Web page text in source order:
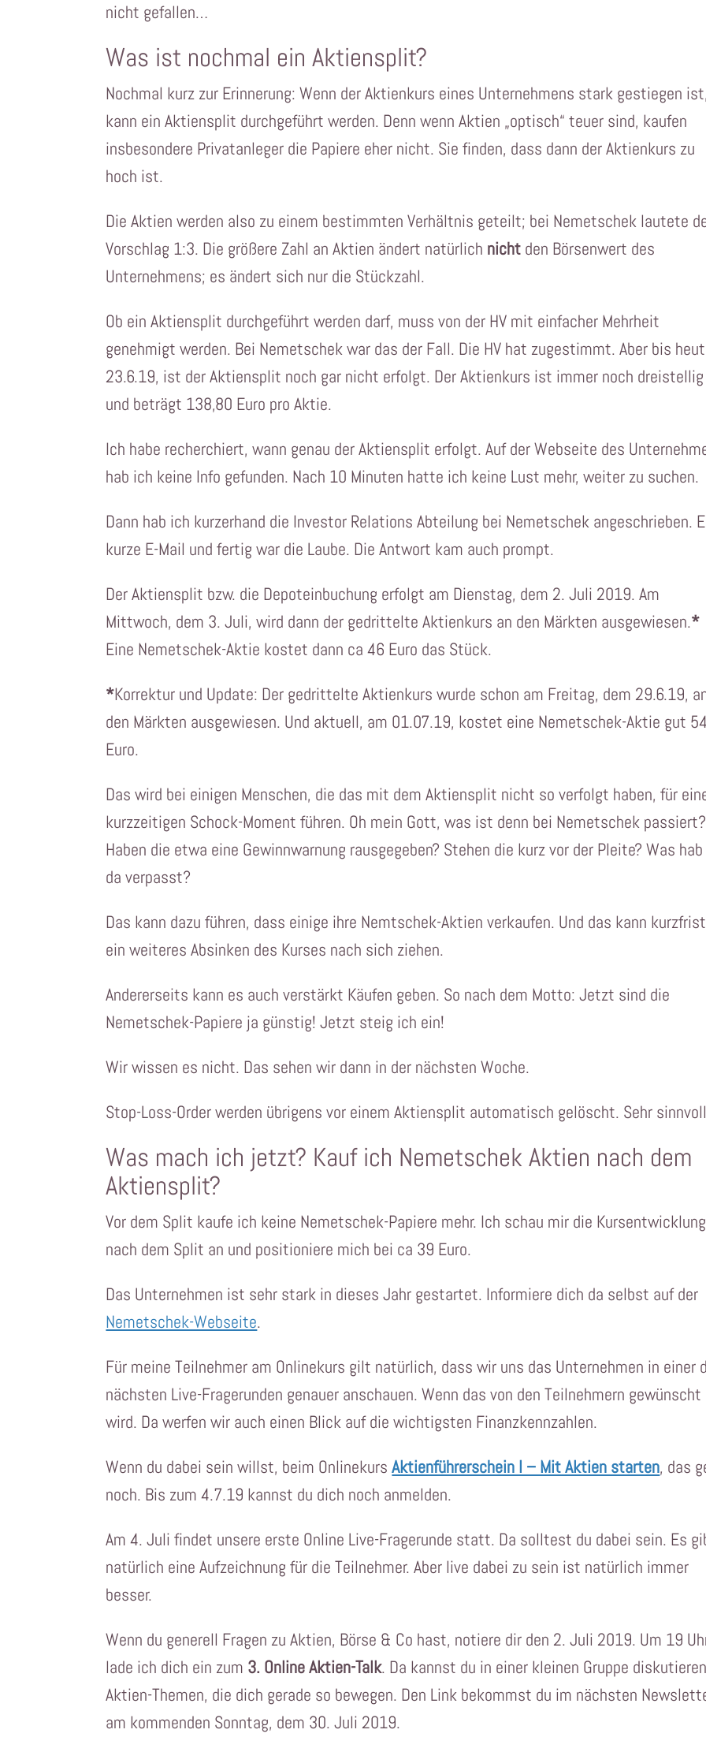
nicht gefallen…
Was ist nochmal ein Aktiensplit?
Nochmal kurz zur Erinnerung: Wenn der Aktienkurs eines Unternehmens stark gestiegen
kann ein Aktiensplit durchgeführt werden. Denn wenn Aktien „optisch“ teuer sind, kaufen
insbesondere Privatanleger die Papiere eher nicht. Sie finden, dass dann der Aktienkurs zu
hoch ist.
Die Aktien werden also zu einem bestimmten Verhältnis geteilt; bei Nemetschek lautete
Vorschlag 1:3. Die größere Zahl an Aktien ändert natürlich nicht den Börsenwert des
Unternehmens; es ändert sich nur die Stückzahl.
Ob ein Aktiensplit durchgeführt werden darf, muss von der HV mit einfacher Mehrheit
genehmigt werden. Bei Nemetschek war das der Fall. Die HV hat zugestimmt. Aber bis
23.6.19, ist der Aktiensplit noch gar nicht erfolgt. Der Aktienkurs ist immer noch dreistellig
und beträgt 138,80 Euro pro Aktie.
Ich habe recherchiert, wann genau der Aktiensplit erfolgt. Auf der Webseite des
hab ich keine Info gefunden. Nach 10 Minuten hatte ich keine Lust mehr, weiter zu suchen.
Dann hab ich kurzerhand die Investor Relations Abteilung bei Nemetschek angeschrieben.
kurze E-Mail und fertig war die Laube. Die Antwort kam auch prompt.
Der Aktiensplit bzw. die Depoteinbuchung erfolgt am Dienstag, dem 2. Juli 2019. Am
Mittwoch, dem 3. Juli, wird dann der gedrittelte Aktienkurs an den Märkten ausgewiesen.*
Eine Nemetschek-Aktie kostet dann ca 46 Euro das Stück.
*Korrektur und Update: Der gedrittelte Aktienkurs wurde schon am Freitag, dem 29.6.19,
den Märkten ausgewiesen. Und aktuell, am 01.07.19, kostet eine Nemetschek-Aktie gut
Euro.
Das wird bei einigen Menschen, die das mit dem Aktiensplit nicht so verfolgt haben, für
kurzzeitigen Schock-Moment führen. Oh mein Gott, was ist denn bei Nemetschek passiert?
Haben die etwa eine Gewinnwarnung rausgegeben? Stehen die kurz vor der Pleite? Was
da verpasst?
Das kann dazu führen, dass einige ihre Nemtschek-Aktien verkaufen. Und das kann
ein weiteres Absinken des Kurses nach sich ziehen.
Andererseits kann es auch verstärkt Käufen geben. So nach dem Motto: Jetzt sind die
Nemetschek-Papiere ja günstig! Jetzt steig ich ein!
Wir wissen es nicht. Das sehen wir dann in der nächsten Woche.
Stop-Loss-Order werden übrigens vor einem Aktiensplit automatisch gelöscht. Sehr
Was mach ich jetzt? Kauf ich Nemetschek Aktien nach dem
Aktiensplit?
Vor dem Split kaufe ich keine Nemetschek-Papiere mehr. Ich schau mir die Kursentwicklung
nach dem Split an und positioniere mich bei ca 39 Euro.
Das Unternehmen ist sehr stark in dieses Jahr gestartet. Informiere dich da selbst auf der
Nemetschek-Webseite.
Für meine Teilnehmer am Onlinekurs gilt natürlich, dass wir uns das Unternehmen in einer
nächsten Live-Fragerunden genauer anschauen. Wenn das von den Teilnehmern gewünscht
wird. Da werfen wir auch einen Blick auf die wichtigsten Finanzkennzahlen.
Wenn du dabei sein willst, beim OnlinekursAktienführerschein I – Mit Aktien starten, das
noch. Bis zum 4.7.19 kannst du dich noch anmelden.
Am 4. Juli findet unsere erste Online Live-Fragerunde statt. Da solltest du dabei sein. Es
natürlich eine Aufzeichnung für die Teilnehmer. Aber live dabei zu sein ist natürlich immer
besser.
Wenn du generell Fragen zu Aktien, Börse & Co hast, notiere dir den 2. Juli 2019. Um 19
lade ich dich ein zum 3. Online Aktien-Talk. Da kannst du in einer kleinen Gruppe
Aktien-Themen, die dich gerade so bewegen. Den Link bekommst du im nächsten
am kommenden Sonntag, dem 30. Juli 2019.